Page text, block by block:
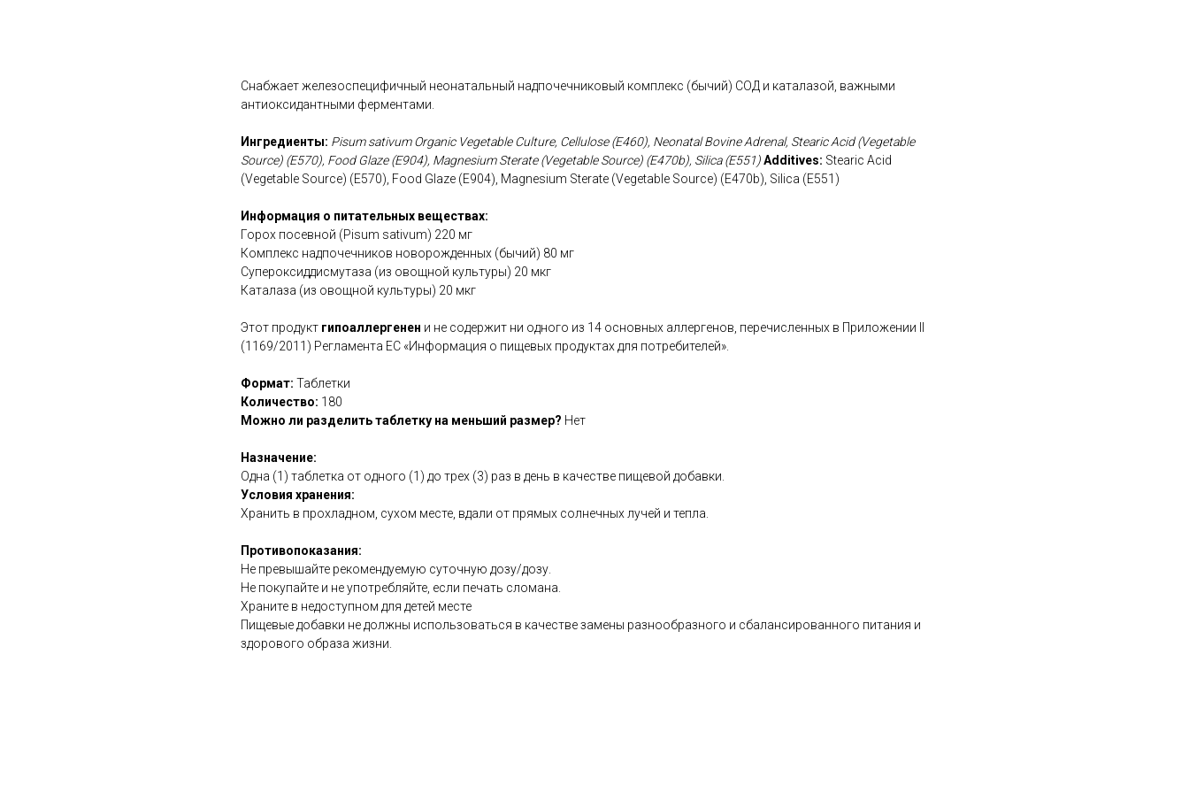
Снабжает железоспецифичный неонатальный надпочечниковый комплекс (бычий) СОД и каталазой, важными
антиоксидантными ферментами.
Ингредиенты: Pisum sativum Organic Vegetable Culture, Cellulose (E460), Neonatal Bovine Adrenal, Stearic Acid (Vegetable
Source) (E570), Food Glaze (E904), Magnesium Sterate (Vegetable Source) (E470b), Silica (E551)Additives: Stearic Acid
(Vegetable Source) (E570), Food Glaze (E904), Magnesium Sterate (Vegetable Source) (E470b), Silica (E551)
Информация о питательных веществах:
Горох посевной (Pisum sativum) 220 мг
Комплекс надпочечников новорожденных (бычий) 80 мг
Супероксиддисмутаза (из овощной культуры) 20 мкг
Каталаза (из овощной культуры) 20 мкг
Этот продукт гипоаллергенен и не содержит ни одного из 14 основных аллергенов, перечисленных в Приложении II
(1169/2011) Регламента ЕС «Информация о пищевых продуктах для потребителей».
Формат: Таблетки
Количество: 180
Можно ли разделить таблетку на меньший размер? Нет
Назначение:
Одна (1) таблетка от одного (1) до трех (3) раз в день в качестве пищевой добавки.
Условия хранения:
Хранить в прохладном, сухом месте, вдали от прямых солнечных лучей и тепла.
Противопоказания:
Не превышайте рекомендуемую суточную дозу/дозу.
Не покупайте и не употребляйте, если печать сломана.
Храните в недоступном для детей месте
Пищевые добавки не должны использоваться в качестве замены разнообразного и сбалансированного питания и
здорового образа жизни.